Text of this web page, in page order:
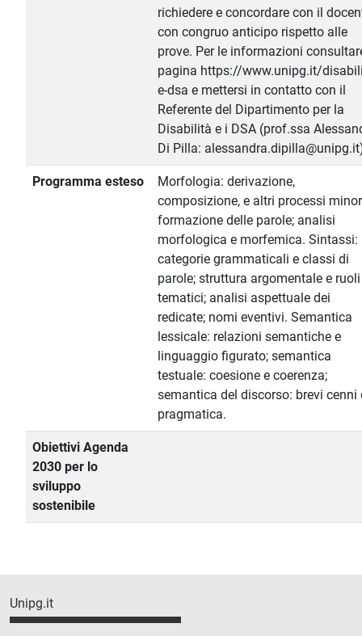
richiedere e concordare con il
con congruo anticipo rispetto alle
prove. Per le informazioni
pagina https://www.unipg.it/
e-dsa e mettersi in contatto con il
Referente del Dipartimento per la
Disabilità e i DSA (prof.ssa
Di Pilla:
Programma esteso
Morfologia: derivazione,
composizione, e altri processi
formazione delle parole; analisi
morfologica e morfemica. Sintassi:
categorie grammaticali e classi di
parole; struttura argomentale e ruoli
tematici; analisi aspettuale dei
redicate; nomi eventivi. Semantica
lessicale: relazioni semantiche e
linguaggio figurato; semantica
testuale: coesione e coerenza;
semantica del discorso: brevi cenni
pragmatica.
Obiettivi Agenda
2030 per lo
sviluppo
sostenibile
Unipg.it